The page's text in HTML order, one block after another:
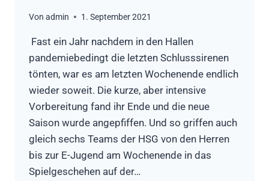
Von admin 1. September 2021
Fast ein Jahr nachdem in den Hallen
pandemiebedingt die letzten Schlusssirenen
tönten, war es am letzten Wochenende endlich
wieder soweit. Die kurze, aber intensive
Vorbereitung fand ihr Ende und die neue
Saison wurde angepfiffen. Und so griffen auch
gleich sechs Teams der HSG von den Herren
bis zur E-Jugend am Wochenende in das
Spielgeschehen auf der…